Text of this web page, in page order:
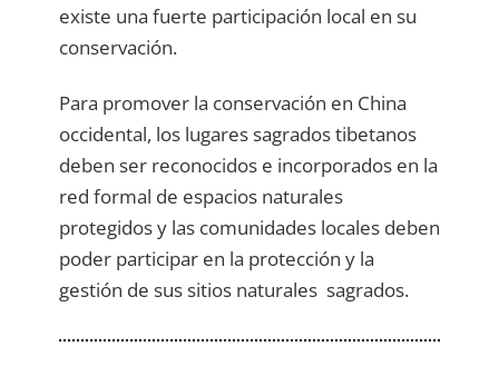
existe una fuerte participación local en su
conservación.
Para promover la conservación en China
occidental, los lugares sagrados tibetanos
deben ser reconocidos e incorporados en la
red formal de espacios naturales
protegidos y las comunidades locales deben
poder participar en la protección y la
gestión de sus sitios naturales sagrados.